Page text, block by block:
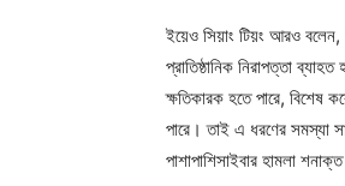
ইয়েও সিয়াং টিয়ং আরও বলেন,
প্রাতিষ্ঠানিক নিরাপত্তা
ক্ষতিকারক হতে পারে, বিশেষ
পারে। তাই এ ধরণের সমস্যা
পাশাপাশিসাইবার হামলা